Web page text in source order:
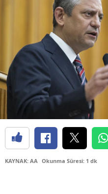
KAYNAK: AA Okunma Süresi: 1 dk